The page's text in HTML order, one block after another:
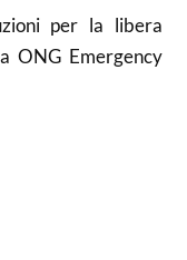
per la libera
ONG Emergency